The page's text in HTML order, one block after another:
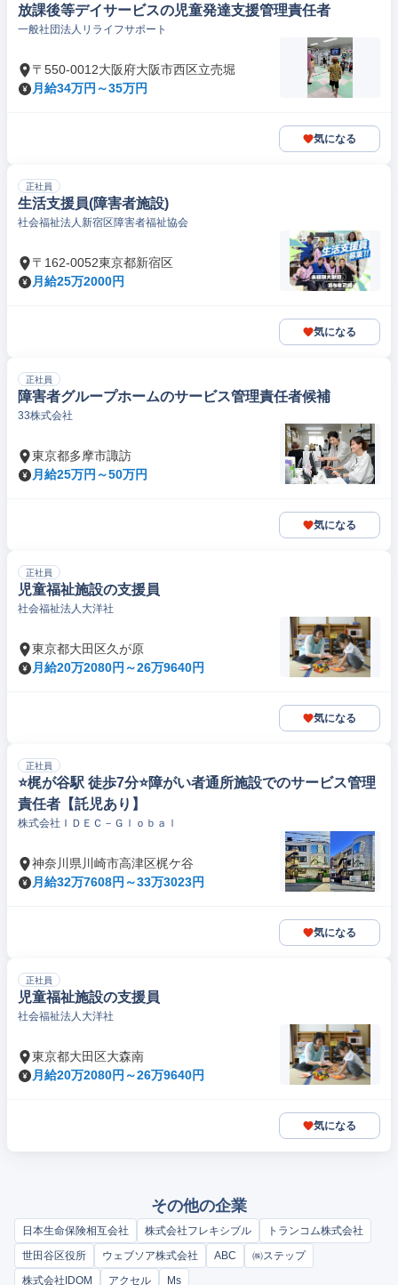
放課後等デイサービスの児童発達支援管理責任者
一般社団法人リライフサポート
〒550-0012大阪府大阪市西区立売堀
月給34万円～35万円
気になる
正社員
生活支援員(障害者施設)
社会福祉法人新宿区障害者福祉協会
〒162-0052東京都新宿区
月給25万2000円
気になる
正社員
障害者グループホームのサービス管理責任者候補
33株式会社
東京都多摩市諏訪
月給25万円～50万円
気になる
正社員
児童福祉施設の支援員
社会福祉法人大洋社
東京都大田区久が原
月給20万2080円～26万9640円
気になる
正社員
⭐梶が谷駅 徒歩7分⭐障がい者通所施設でのサービス管理
責任者【託児あり】
株式会社ＩＤＥＣ－Ｇｌｏｂａｌ
神奈川県川崎市高津区梶ケ谷
月給32万7608円～33万3023円
気になる
正社員
児童福祉施設の支援員
社会福祉法人大洋社
東京都大田区大森南
月給20万2080円～26万9640円
気になる
その他の企業
日本生命保険相互会社 株式会社フレキシブル
トランコム株式会社
世田谷区役所
ウェブソア株式会社 ABC
㈱ステップ
株式会社IDOM
アクセル Ms